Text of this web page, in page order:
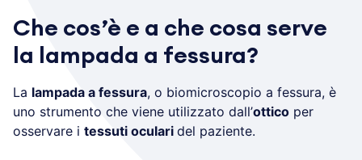
Che cos’è e a che cosa serve
la lampada a fessura?
La lampada a fessura, o biomicroscopio a fessura, è
uno strumento che viene utilizzato dall’ottico per
osservare i tessuti oculari del paziente.